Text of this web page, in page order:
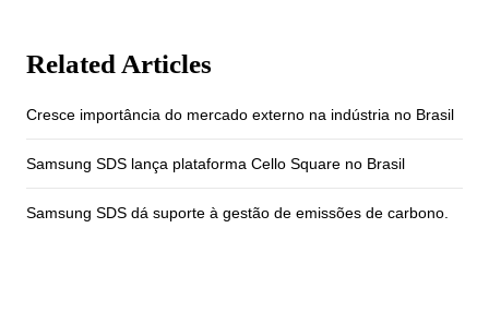
Related Articles
Cresce importância do mercado externo na indústria no Brasil
Samsung SDS lança plataforma Cello Square no Brasil
Samsung SDS dá suporte à gestão de emissões de carbono.